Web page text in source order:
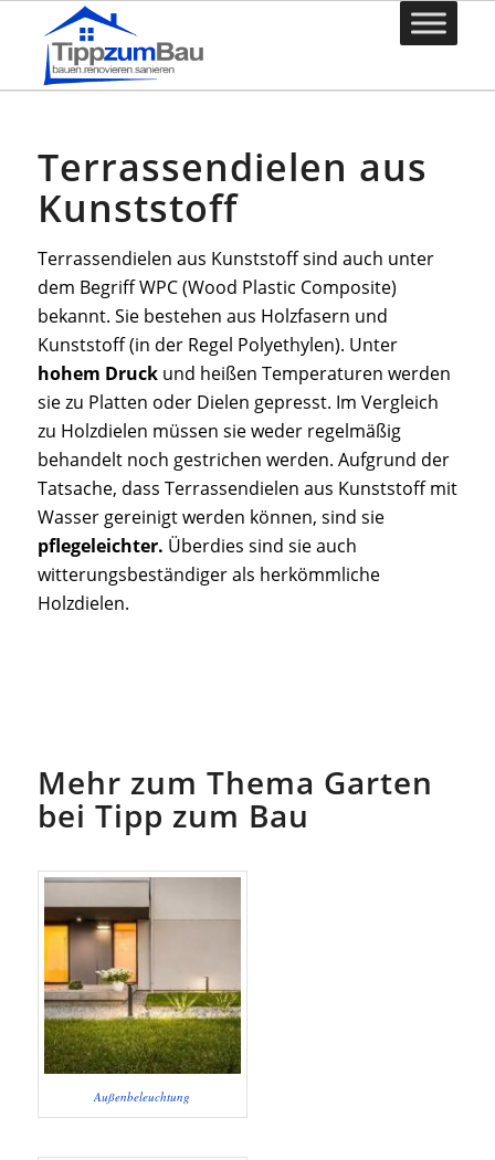
Terrassendielen aus
Kunststoff
Terrassendielen aus Kunststoff sind auch unter
dem Begriff WPC (Wood Plastic Composite)
bekannt. Sie bestehen aus Holzfasern und
Kunststoff (in der Regel Polyethylen). Unter
hohem Druckund heißen Temperaturen werden
sie zu Platten oder Dielen gepresst. Im Vergleich
zu Holzdielen müssen sie weder regelmäßig
behandelt noch gestrichen werden. Aufgrund der
Tatsache, dass Terrassendielen aus Kunststoff mit
Wasser gereinigt werden können, sind sie
pflegeleichter. Überdies sind sie auch
witterungsbeständiger als herkömmliche
Holzdielen.
Mehr zum Thema Garten
bei Tipp zum Bau
Außenbeleuchtung